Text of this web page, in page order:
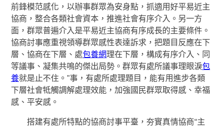
前鋒模范感化，以辦事群眾為安身點，抓適用好平易近主
協商，整合各類社會資本，推進社會有序介入。另一方
面，群眾普遍介入是平易近主協商有序成長的主要條件。
協商討事應重視領導群眾感性表達訴求，把題目反應在下
層、協商在下層、處包養網理在下層，構成有序介入、同
等議事、凝集共鳴的傑出局勢。群眾有處所議事理眼淚包
養就是止不住。”事，有處所處理題目，能有用進步各類
下層社會牴觸調解處理效能，加強國民群眾取得感、幸福
感、平安感。
搭建有處所特點的協商討事平臺，夯實真情協商“主